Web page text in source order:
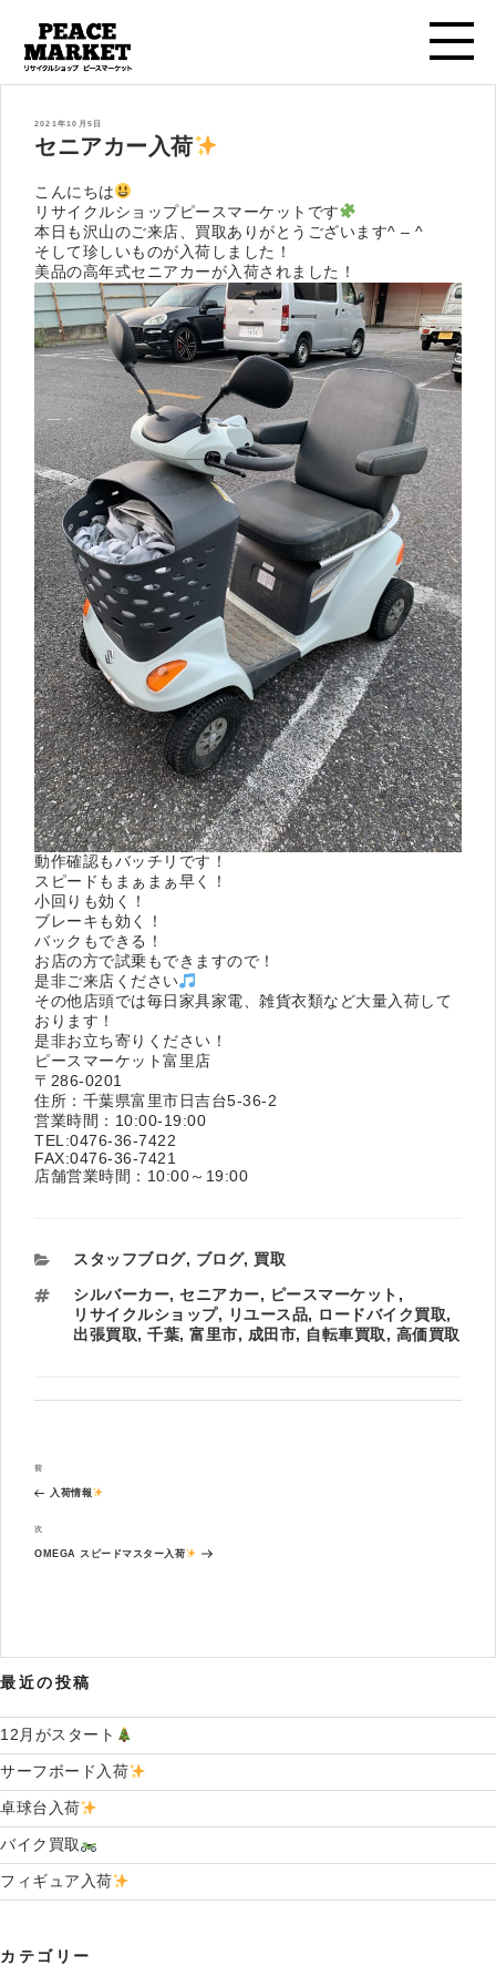
投
日:
2021年10月5日
セニアカー入荷
こんにちは
リサイクルショップピースマーケットです
本日も沢山のご来店、買取ありがとうございます^ – ^
そして珍しいものが入荷しました！
美品の高年式セニアカーが入荷されました！
動作確認もバッチリです！
スピードもまぁまぁ早く！
小回りも効く！
ブレーキも効く！
バックもできる！
お店の方で試乗もできますので！
是非ご来店ください
その他店頭では毎日家具家電、雑貨衣類など大量入荷して
おります！
是非お立ち寄りください！
ピースマーケット富里店
〒286-0201
住所：千葉県富里市日吉台5-36-2
営業時間：10:00-19:00
TEL:0476-36-7422
FAX:0476-36-7421
店舗営業時間：10:00～19:00
カ
ゴ
リ
ー
スタッフブログ, ブログ, 買取
タ
グ
シルバーカー, セニアカー, ピースマーケット ,
リサイクルショップ, リユース品, ロードバイク買取,
出張買取, 千葉, 富里市, 成田市, 自転車買取, 高価買取
稿
ナ
ゲ
ー
過
去
投
稿
前
入荷情報
次
の
次
OMEGA スピードマスター入荷
最近の投稿
12月がスタート
サーフボード入荷
卓球台入荷
バイク買取
フィギュア入荷
カテゴリー